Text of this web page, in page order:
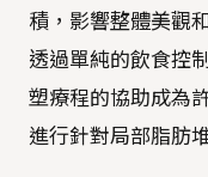
積，影響整體美觀
透過單純的飲食控
塑療程的協助成為
進行針對局部脂肪